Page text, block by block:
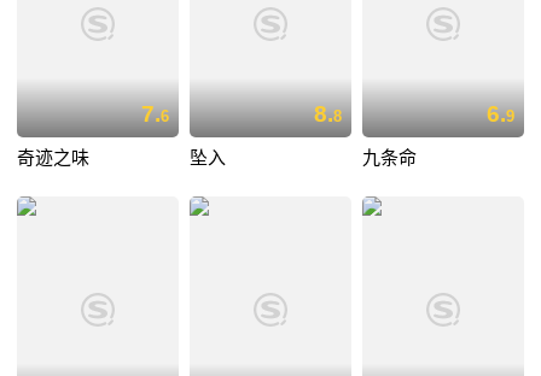
7.6
奇迹之味
8.8
坠入
6.9
九条命